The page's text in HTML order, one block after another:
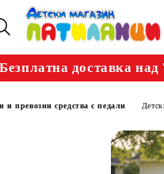
Безплатна доставка над
и превозни средства с педали